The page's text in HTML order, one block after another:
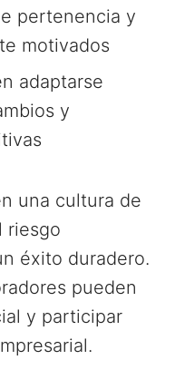
pertenencia y
motivados
adaptarse
y
una cultura de
riesgo
éxito duradero.
pueden
y participar